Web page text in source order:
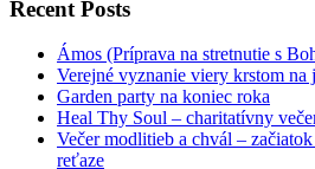
Recent Posts
Ámos (Príprava na stretnutie s
Verejné vyznanie viery krstom na
Garden party na koniec roka
Heal Thy Soul – charitatívny
Večer modlitieb a chvál –
reťaze